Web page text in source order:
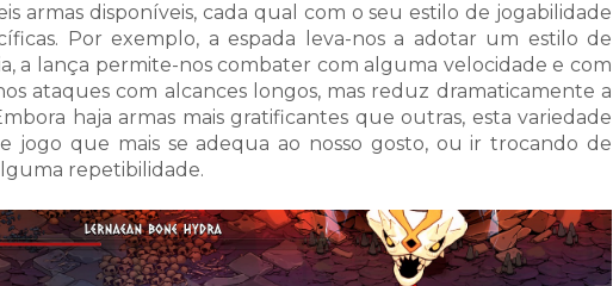
armas disponíveis, cada qual com o seu estilo de jogabilidade
Por exemplo, a espada leva-nos a adotar um estilo de
a lança permite-nos combater com alguma velocidade e com
ataques com alcances longos, mas reduz dramaticamente a
haja armas mais gratificantes que outras, esta variedade
jogo que mais se adequa ao nosso gosto, ou ir trocando de
repetibilidade.